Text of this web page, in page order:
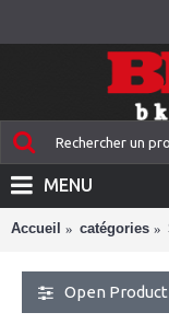
MENU
Accueil catégories
Open